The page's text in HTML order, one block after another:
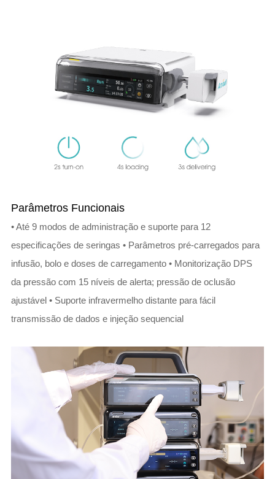
Parâmetros Funcionais
• Até 9 modos de administração e suporte para 12
especificações de seringas • Parâmetros pré-carregados para
infusão, bolo e doses de carregamento • Monitorização DPS
da pressão com 15 níveis de alerta; pressão de oclusão
ajustável • Suporte infravermelho distante para fácil
transmissão de dados e injeção sequencial